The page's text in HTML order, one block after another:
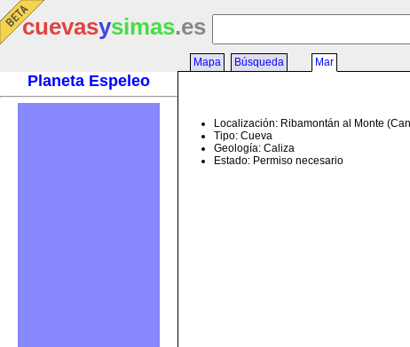
cuevasysimas.es
Planeta Espeleo
Mapa Búsqueda Mar
Localización: Ribamontán al Monte
Tipo: Cueva
Geología: Caliza
Estado: Permiso necesario